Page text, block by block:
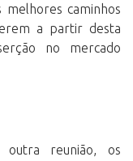
caminhos
a partir desta
no mercado
outra reunião, os